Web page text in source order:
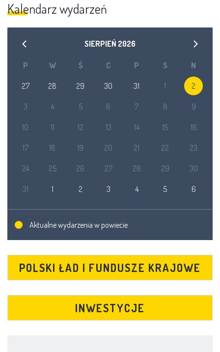
Kalendarz wydarzeń
SIERPIEŃ 2026
P W Ś C P S N
27 28 29 30 31 1 2
3 4 5 6 7 8 9
10 11 12 13 14 15 16
17 18 19 20 21 22 23
24 25 26 27 28 29 30
31 1 2 3 4 5 6
Aktualne wydarzenia w powiecie
POLSKI ŁAD I FUNDUSZE KRAJOWE
INWESTYCJE